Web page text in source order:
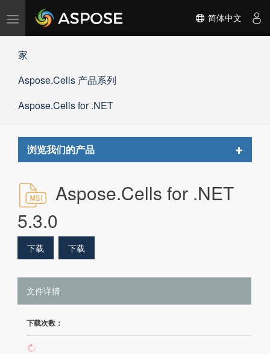
切
航
简体中文
家
Aspose.Cells 产品系列
Aspose.Cells for .NET
浏览我们的产品
Toggle
Aspose.Cells for .NET
5.3.0
下载 下载
文件详情
下载次数：
487